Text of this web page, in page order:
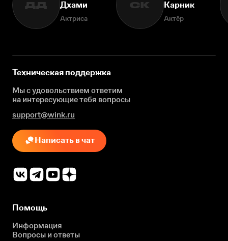
ДД
Дхами
Актриса
СК
Карник
Актёр
Техническая поддержка
Мы с удовольствием ответим
на интересующиетебя вопросы
support@wink.ru
Написать в чат
Помощь
Информация
Вопросы и ответы